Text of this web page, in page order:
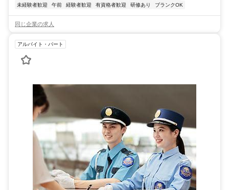
未経験者歓迎
午前 経験者歓迎 有資格者歓迎 研修あり ブランクOK
同じ企業の求人
アルバイト・パート